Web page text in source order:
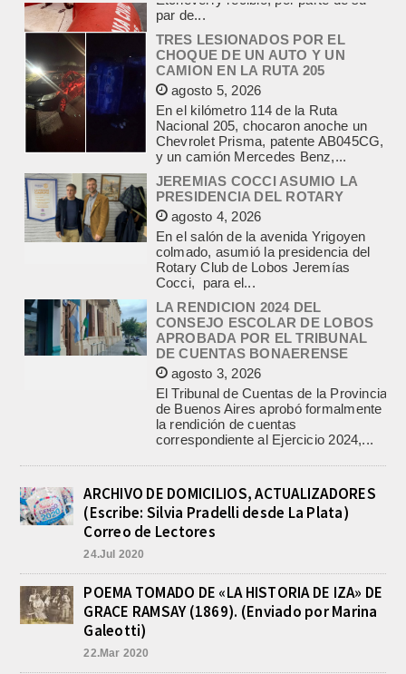
TRES LESIONADOS POR EL
CAMION EN LA RUTA 205
agosto 5, 2026
En el kilómetro 114 de la Ruta
Nacional 205, chocaron anoche un
Chevrolet Prisma, patente AB045CG,
y un camión Mercedes Benz,...
JEREMIAS COCCI ASUMIO LA
agosto 4, 2026
En el salón de la avenida Yrigoyen
colmado, asumió la presidencia del
Rotary Club de Lobos Jeremías
Cocci, para el...
LA RENDICION 2024 DEL
APROBADA POR EL TRIBUNAL
DE CUENTAS BONAERENSE
agosto 3, 2026
El Tribunal de Cuentas de la Provincia
de Buenos Aires aprobó formalmente
la rendición de cuentas
correspondiente al Ejercicio 2024,...
PRE-FEDERAL MASCULINO DE
ATHLETIC JUEGA EL
TRIANGULAR FINAL
agosto 6, 2026
Por el torneo Pre-federal de Básquet,
el equipo de Cadetes de Athletic, logró
se...
INFORME DE DEFENSA CIVIL
LOBOS, COLABORACION EN LA
ARCHIVO DE DOMICILIOS, ACTUALIZADORES
(Escribe: Silvia Pradelli desde La Plata)
Correo de Lectores
24.Jul 2020
POEMA TOMADO DE «LA HISTORIA DE IZA» DE
GRACE RAMSAY (1869). (Enviado por Marina
Galeotti)
22.Mar 2020